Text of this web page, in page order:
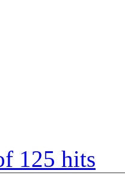
125 hits